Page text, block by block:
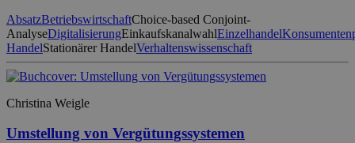
AbsatzBetriebswirtschaftChoice-based Conjoint-
AnalyseDigitalisierungEinkaufskanalwahlEinzelhandel
HandelStationärer HandelVerhaltenswissenschaft
Christina Weigle
Umstellung von Vergütungssystemen